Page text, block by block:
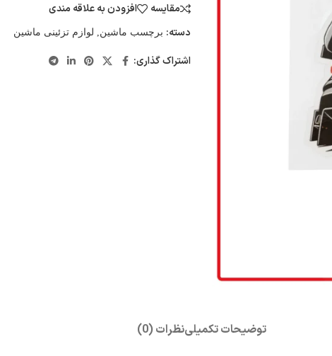
مقایسه
افزودن به علاقه مندی
دسته: برچسب ماشین, لوازم تزئینی ماشین
اشتراک گذاری:
توضیحات تکمیلینظرات (0)